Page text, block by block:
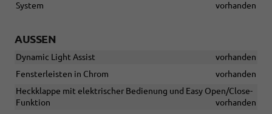
System
vorhanden
AUSSEN
Dynamic Light Assist
vorhanden
Fensterleisten in Chrom
vorhanden
Heckklappe mit elektrischer Bedienung und Easy Open/Close-
Funktion
vorhanden